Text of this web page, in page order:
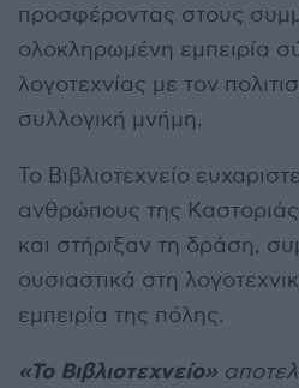
προσφέροντας στους
ολοκληρωμένη εμπειρία
λογοτεχνίας με τον
συλλογική μνήμη.
Το Βιβλιοτεχνείο
ανθρώπους της
και στήριξαν τη δράση,
ουσιαστικά στη
εμπειρία της πόλης.
«Το Βιβλιοτεχνείο»